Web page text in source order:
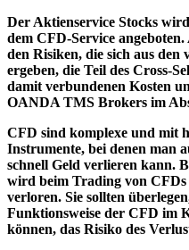
Der Aktienservice Stocks
dem CFD-Service
den Risiken, die sich aus den
ergeben, die Teil des Cross-
damit verbundenen Kosten
OANDA TMS Brokers im
CFD sind komplexe und mit
Instrumente, bei denen man
schnell Geld verlieren kann.
wird beim Trading von CFDs
verloren. Sie sollten
Funktionsweise der CFD im
können, das Risiko des